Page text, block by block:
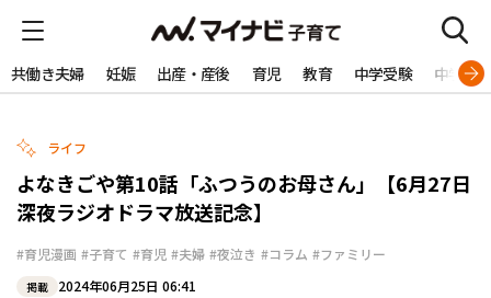
共働き夫婦 妊娠 出産・産後 育児 教育 中学受験 中学生
ライフ
よなきごや第10話「ふつうのお母さん」【6月27日
深夜ラジオドラマ放送記念】
#育児漫画 #子育て #育児 #夫婦 #夜泣き #コラム #ファミリー
掲載 2024年06月25日 06:41